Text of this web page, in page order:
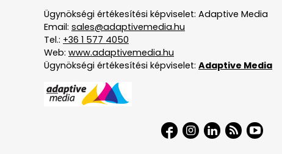
Ügynökségi értékesítési képviselet: Adaptive Media
Email: sales@adaptivemedia.hu
Tel.: +36 1 577 4050
Web: www.adaptivemedia.hu
Ügynökségi értékesítési képviselet: Adaptive Media